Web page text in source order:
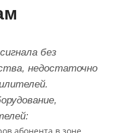
без
недостаточно